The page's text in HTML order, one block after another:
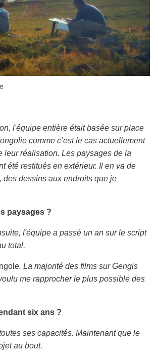
l'équipe entière était basée sur place
comme c’est le cas actuellement
leur réalisation. Les paysages de la
été restitués en extérieur. Il en va de
des dessins aux endroits que je
paysages ?
l'équipe a passé un an sur le script
total.
. La majorité des films sur Gengis
me rapprocher le plus possible des
six ans ?
ses capacités. Maintenant que le
au bout.